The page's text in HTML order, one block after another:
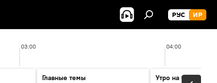
РУС ИР
03:00 04:00
Главные темы
Утро на Спутнике